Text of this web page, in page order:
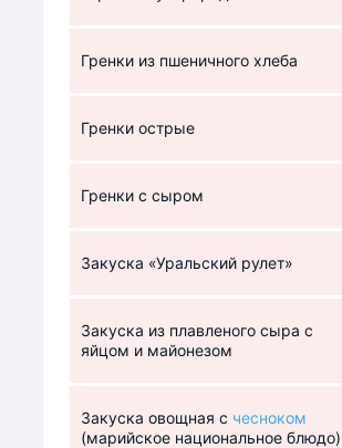
Гренки из пшеничного хлеба
Гренки острые
Гренки с сыром
Закуска «Уральский рулет»
Закуска из плавленого сыра с
яйцом и майонезом
Закуска овощная с чесноком
(марийское национальное блюдо)